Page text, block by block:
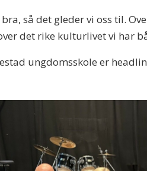
så det gleder vi oss til.
det rike kulturlivet vi har
ungdomsskole er